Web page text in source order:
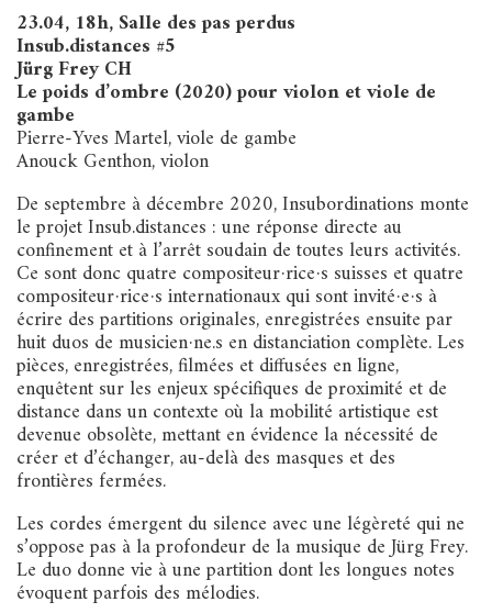
23.04, 18h, Salle des pas perdus
Insub.distances #5
Jürg Frey CH
Le poids d’ombre (2020) pour violon et viole de
gambe
Pierre-Yves Martel, viole de gambe
Anouck Genthon, violon
De septembre à décembre 2020, Insubordinations monte
le projet Insub.distances : une réponse directe au
confinement et à l’arrêt soudain de toutes leurs activités.
Ce sont donc quatre compositeur·rice·s suisses et quatre
compositeur·rice·s internationaux qui sont invité·e·s à
écrire des partitions originales, enregistrées ensuite par
huit duos de musicien·ne.s en distanciation complète. Les
pièces, enregistrées, filmées et diffusées en ligne,
enquêtent sur les enjeux spécifiques de proximité et de
distance dans un contexte où la mobilité artistique est
devenue obsolète, mettant en évidence la nécessité de
créer et d’échanger, au-delà des masques et des
frontières fermées.
Les cordes émergent du silence avec une légèreté qui ne
s’oppose pas à la profondeur de la musique de Jürg Frey.
Le duo donne vie à une partition dont les longues notes
évoquent parfois des mélodies.